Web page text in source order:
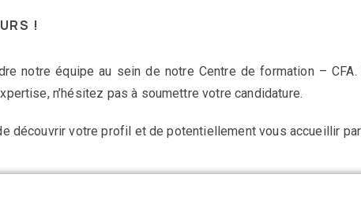
!
notre équipe au sein de notre Centre de formation –
n’hésitez pas à soumettre votre candidature.
découvrir votre profil et de potentiellement vous accueillir